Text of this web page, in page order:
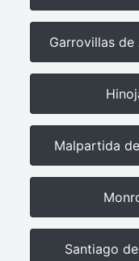
Garrovillas
Malpartida
Santiago